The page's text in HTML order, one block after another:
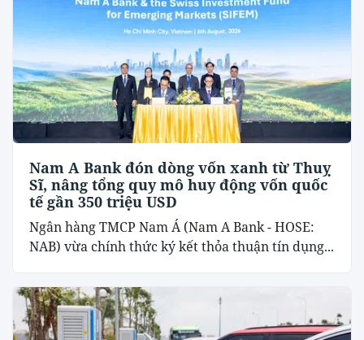
Nam A Bank đón dòng vốn xanh từ Thuỵ
Sĩ, nâng tổng quy mô huy động vốn quốc
tế gần 350 triệu USD
Ngân hàng TMCP Nam Á (Nam A Bank - HOSE:
NAB) vừa chính thức ký kết thỏa thuận tín dụng...